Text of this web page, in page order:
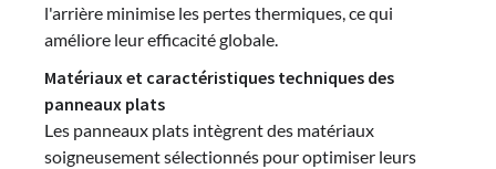
l'arrière minimise les pertes thermiques, ce qui
améliore leur efficacité globale.
Matériaux et caractéristiques techniques des
panneaux plats
Les panneaux plats intègrent des matériaux
soigneusement sélectionnés pour optimiser leurs